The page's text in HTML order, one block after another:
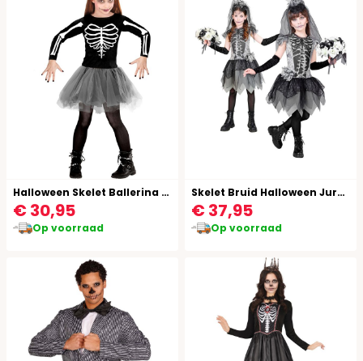
Halloween Skelet Ballerina Jurkje Kind
€ 30,95
Op voorraad
Skelet Bruid Halloween Jurkje Kind
€ 37,95
Op voorraad